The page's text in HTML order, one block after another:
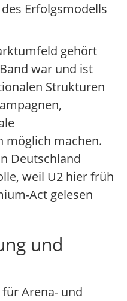
Erfolgsmodells
gehört
war und ist
Strukturen
möglich machen.
Deutschland
weil U2 hier früh
Act gelesen
und
Arena- und